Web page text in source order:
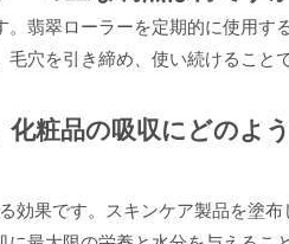
翡翠ローラーを定期的に使用す
穴を引き締め、使い続けること
粧品の吸収にどのよ
効果です。スキンケア製品を塗